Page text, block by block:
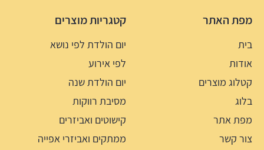
מפת האתר
בית
אודות
קטלוג מוצרים
בלוג
מפת אתר
צור קשר
קטגריות מוצרים
יום הולדת לפי נושא
לפי אירוע
יום הולדת שנה
מסיבת רווקות
קישוטים ואביזרים
ממתקים ואביזרי אפייה